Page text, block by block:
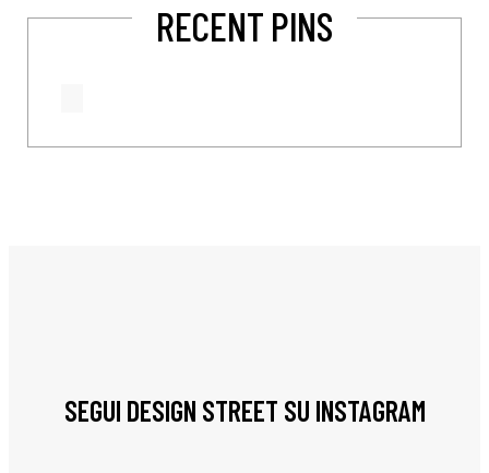
RECENT PINS
SEGUI DESIGN STREET SU INSTAGRAM